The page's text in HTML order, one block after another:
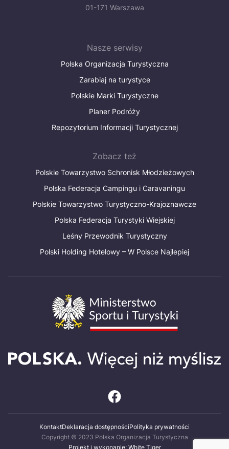
01-171 Warszawa
Nasze serwisy
Polska Organizacja Turystyczna
Zarabiaj na turystyce
Polskie Marki Turystyczne
Planer Podróży
Repozytorium Informacji Turystycznej
Zobacz też
Polskie Towarzystwo Schronisk Młodzieżowych
Polska Federacja Campingu i Caravaningu
Polskie Towarzystwo Turystyczno-Krajoznawcze
Polska Federacja Turystyki Wiejskiej
Leśny Przewodnik Turystyczny
Polski Holding Hotelowy – W Polsce Najlepiej
KontaktDeklaracja dostępnościPolityka prywatności
Copyright © 2023 Polska Organizacja Turystyczna
Projekt i wykonanie: White Tiger